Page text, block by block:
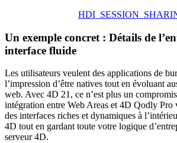
Un exemple concret : Détails de
interface fluide
Les utilisateurs veulent des applications de
l’impression d’être natives tout en évoluant
web. Avec 4D 21, ce n’est plus un
intégration entre Web Areas et 4D Qodly Pro
des interfaces riches et dynamiques à
4D tout en gardant toute votre logique
serveur 4D.